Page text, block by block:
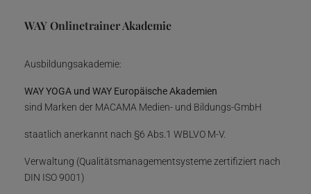
WAY Onlinetrainer Akademie
Ausbildungsakademie:
WAY YOGA und WAY Europäische Akademien
sind Marken der MACAMA Medien- und Bildungs-GmbH
staatlich anerkannt nach §6 Abs.1 WBLVO M-V.
Verwaltung (Qualitätsmanagementsysteme zertifiziert nach
DIN ISO 9001)